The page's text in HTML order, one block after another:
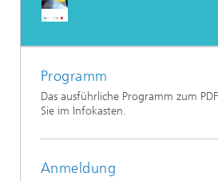
Programm
Das ausführliche Programm zum
Sie im Infokasten.
Anmeldung